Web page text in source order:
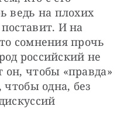
ведь на плохих
И на
сомнения прочь
российский не
чтобы «правда»
чтобы одна, без